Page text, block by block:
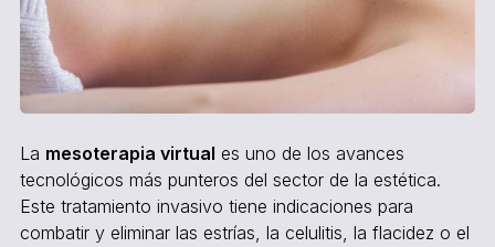
La mesoterapia virtual es uno de los avances
tecnológicos más punteros del sector de la estética.
Este tratamiento invasivo tiene indicaciones para
combatir y eliminar las estrías, la celulitis, la flacidez o el